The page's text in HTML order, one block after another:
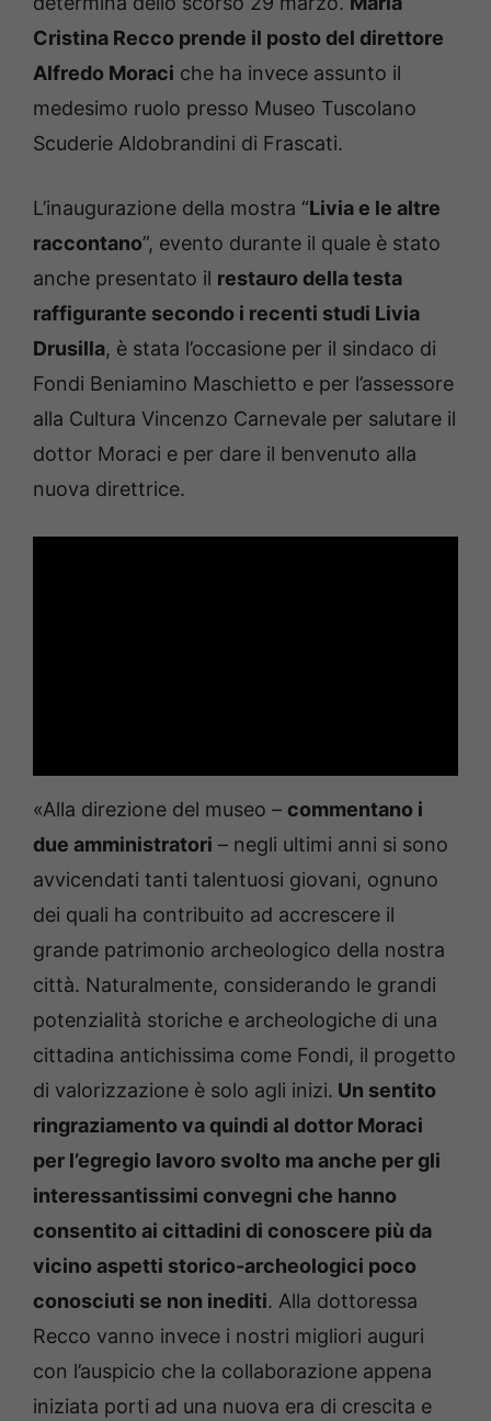
Cristina Recco prende il posto del direttore
Alfredo Moraci che ha invece assunto il
medesimo ruolo presso Museo Tuscolano
Scuderie Aldobrandini di Frascati.
L’inaugurazione della mostra “Livia e le altre
raccontano”, evento durante il quale è stato
anche presentato il restauro della testa
raffigurante secondo i recenti studi Livia
Drusilla, è stata l’occasione per il sindaco di
Fondi Beniamino Maschietto e per l’assessore
alla Cultura Vincenzo Carnevale per salutare il
dottor Moraci e per dare il benvenuto alla
nuova direttrice.
«Alla direzione del museo – commentano i
due amministratori – negli ultimi anni si sono
avvicendati tanti talentuosi giovani, ognuno
dei quali ha contribuito ad accrescere il
grande patrimonio archeologico della nostra
città. Naturalmente, considerando le grandi
potenzialità storiche e archeologiche di una
cittadina antichissima come Fondi, il progetto
di valorizzazione è solo agli inizi. Un sentito
ringraziamento va quindi al dottor Moraci
per l’egregio lavoro svolto ma anche per gli
interessantissimi convegni che hanno
consentito ai cittadini di conoscere più da
vicino aspetti storico-archeologici poco
conosciuti se non inediti. Alla dottoressa
Recco vanno invece i nostri migliori auguri
con l’auspicio che la collaborazione appena
iniziata porti ad una nuova era di crescita e